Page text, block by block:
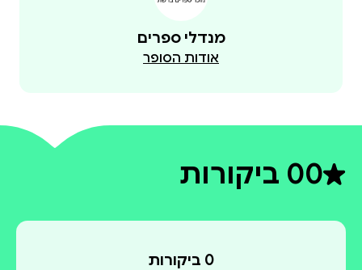
מנדלי ספרים
אודות הסופר
0דירוג ממוצע 0 מתוך 5
0 ביקורות
0 ביקורות